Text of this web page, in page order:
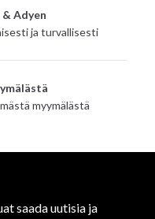
Adyen
ja turvallisesti
myymälästä
saada uutisia ja